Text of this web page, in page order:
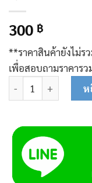
300 ฿
**ราคาสินค้ายังไม่ร
เพื่อสอบถามราคารว
จำนวน ชุดใบพัด 4 นิ้ว
ห